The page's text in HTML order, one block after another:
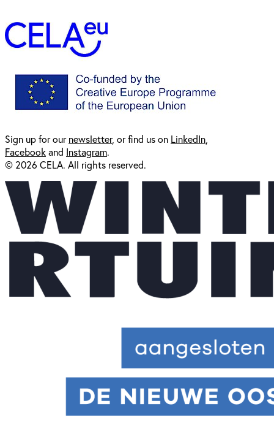
Sign up for ournewsletter, or find us on LinkedIn
Facebookand Instagram.
© 2026 CELA. All rights reserved.